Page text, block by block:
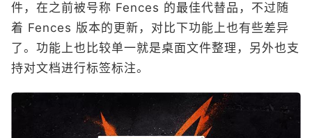
件，在之前被号称 Fences 的最佳代替品，不过随
着 Fences 版本的更新，对比下功能上也有些差异
了。功能上也比较单一就是桌面文件整理，另外也支
持对文档进行标签标注。